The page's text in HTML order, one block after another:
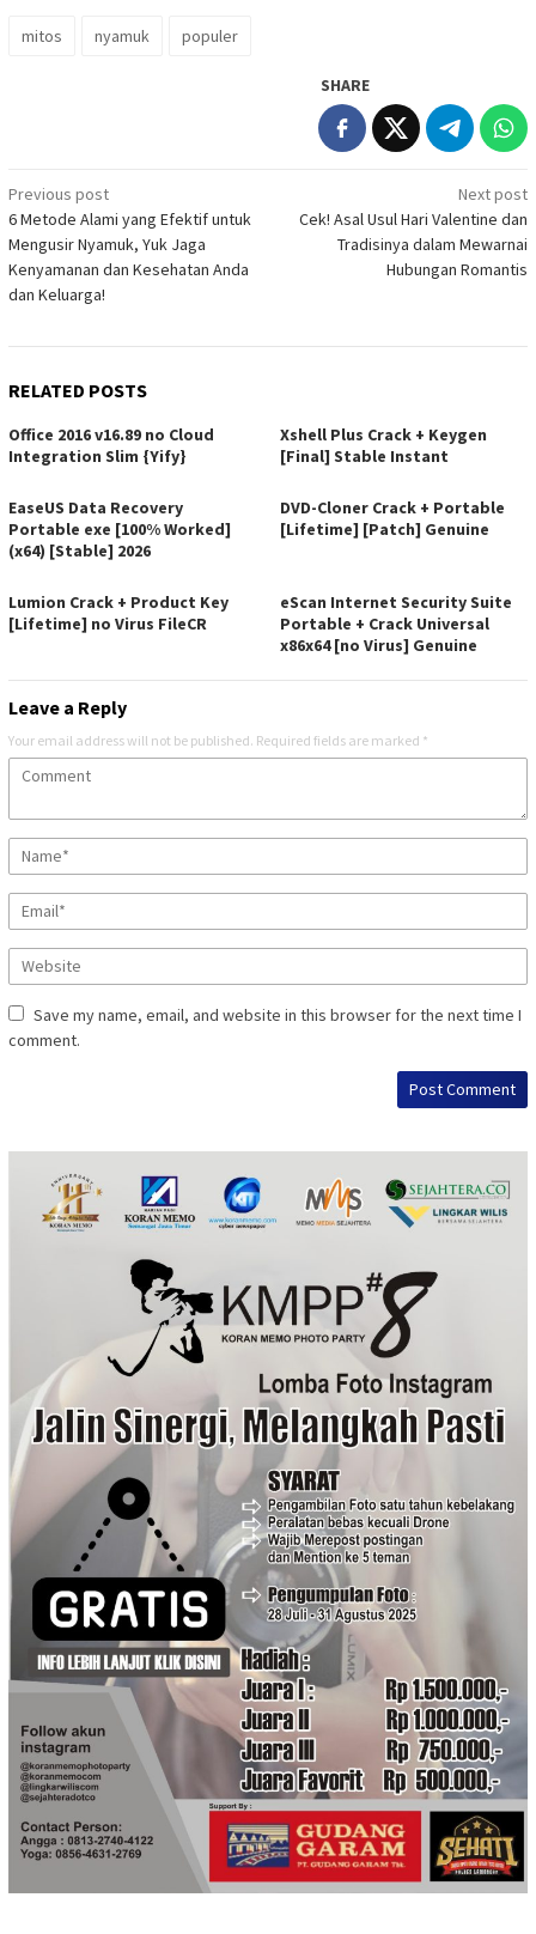
mitos nyamuk populer
SHARE
Post
navigation
Previous post
6 Metode Alami yang Efektif untuk
Mengusir Nyamuk, Yuk Jaga
Kenyamanan dan Kesehatan Anda
dan Keluarga!
Next post
Cek! Asal Usul Hari Valentine dan
Tradisinya dalam Mewarnai
Hubungan Romantis
RELATED POSTS
Office 2016 v16.89 no Cloud
Integration Slim {Yify}
Xshell Plus Crack + Keygen
[Final] Stable Instant
EaseUS Data Recovery
Portable exe [100% Worked]
(x64) [Stable] 2026
DVD-Cloner Crack + Portable
[Lifetime] [Patch] Genuine
Lumion Crack + Product Key
[Lifetime] no Virus FileCR
eScan Internet Security Suite
Portable + Crack Universal
x86x64 [no Virus] Genuine
Leave a Reply
Your email address will not be published. Required fields are marked *
Save my name, email, and website in this browser for the next time I
comment.